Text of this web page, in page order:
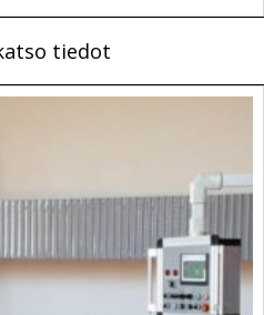
tiedot